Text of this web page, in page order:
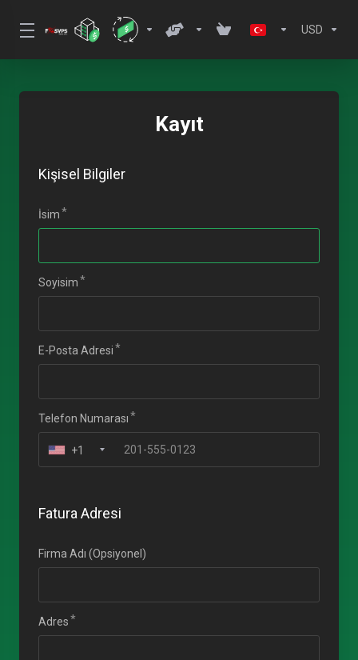
USD
Kayıt
Kişisel Bilgiler
İsim
Soyisim
E-Posta Adresi
Telefon Numarası
+1
Fatura Adresi
Firma Adı (Opsiyonel)
Adres